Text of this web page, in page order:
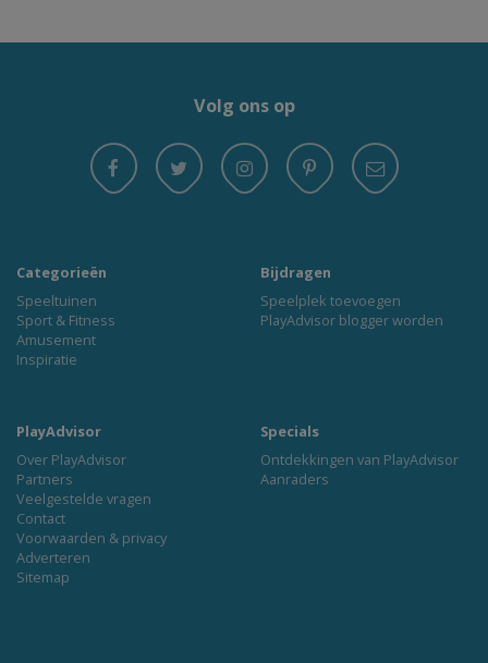
Volg ons op
Categorieën
Speeltuinen
Sport & Fitness
Amusement
Inspiratie
Bijdragen
Speelplek toevoegen
PlayAdvisor blogger worden
PlayAdvisor
Over PlayAdvisor
Partners
Veelgestelde vragen
Contact
Voorwaarden & privacy
Adverteren
Sitemap
Specials
Ontdekkingen van PlayAdvisor
Aanraders